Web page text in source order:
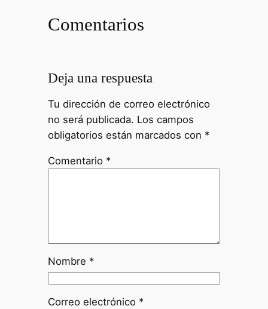
Comentarios
Deja una respuesta
Tu dirección de correo electrónico
no será publicada. Los campos
obligatorios están marcados con *
Comentario *
Nombre *
Correo electrónico *